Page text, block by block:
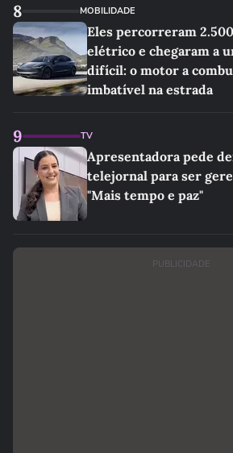
8 MOBILIDADE
Eles percorreram
elétrico e chegaram a
difícil: o motor a
imbatível na estrada
9 TV
Apresentadora pede
telejornal para ser
"Mais tempo e paz"
PUBLICIDADE